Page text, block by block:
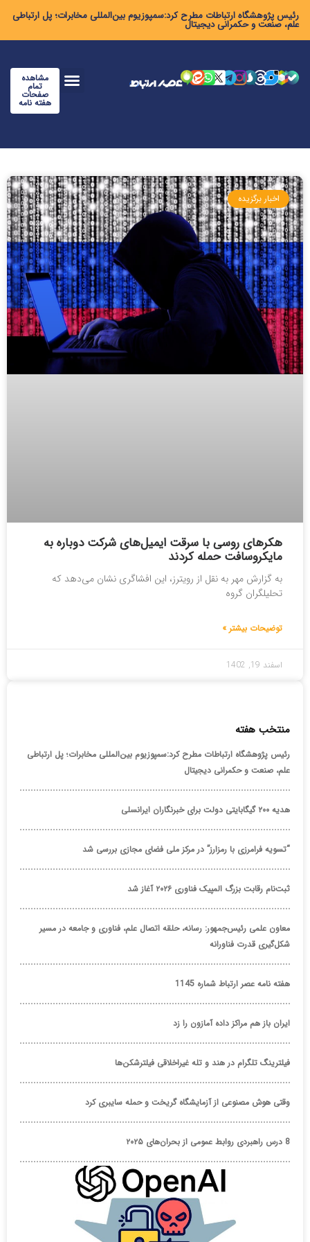
رئیس پژوهشگاه ارتباطات مطرح کرد:سمپوزیوم بین‌المللی مخابرات؛ پل ارتباطی
علم، صنعت و حکمرانی دیجیتال
مشاهده
تمام
صفحات
هفته نامه
اخبار برگزیده
هکرهای روسی با سرقت ایمیل‌های شرکت دوباره به
مایکروسافت حمله کردند
به گزارش مهر به نقل از رویترز، این افشاگری نشان می‌دهد که
تحلیلگران گروه
توضیحات بیشتر »
اسفند 19, 1402
منتخب هفته
رئیس پژوهشگاه ارتباطات مطرح کرد:سمپوزیوم بین‌المللی مخابرات؛ پل ارتباطی
علم، صنعت و حکمرانی دیجیتال
هدیه ۲۰۰ گیگابایتی دولت برای خبرنگاران ایرانسلی
“تسویه فرامرزی با رمزارز” در مرکز ملی فضای مجازی بررسی شد
ثبت‌نام رقابت بزرگ المپیک فناوری ۲۰۲۶ آغاز شد
معاون علمی رئیس‌جمهور: رسانه، حلقه اتصال علم، فناوری و جامعه در مسیر
شکل‌گیری قدرت فناورانه
هفته نامه عصر ارتباط شماره 1145
ایران باز هم مراکز داده آمازون را زد
فیلترینگ تلگرام در هند و تله غیراخلاقی فیلترشکن‌ها
وقتی هوش مصنوعی از آزمایشگاه گریخت و حمله سایبری کرد
8 درس راهبردی روابط عمومی از بحران‌های ۲۰۲۵